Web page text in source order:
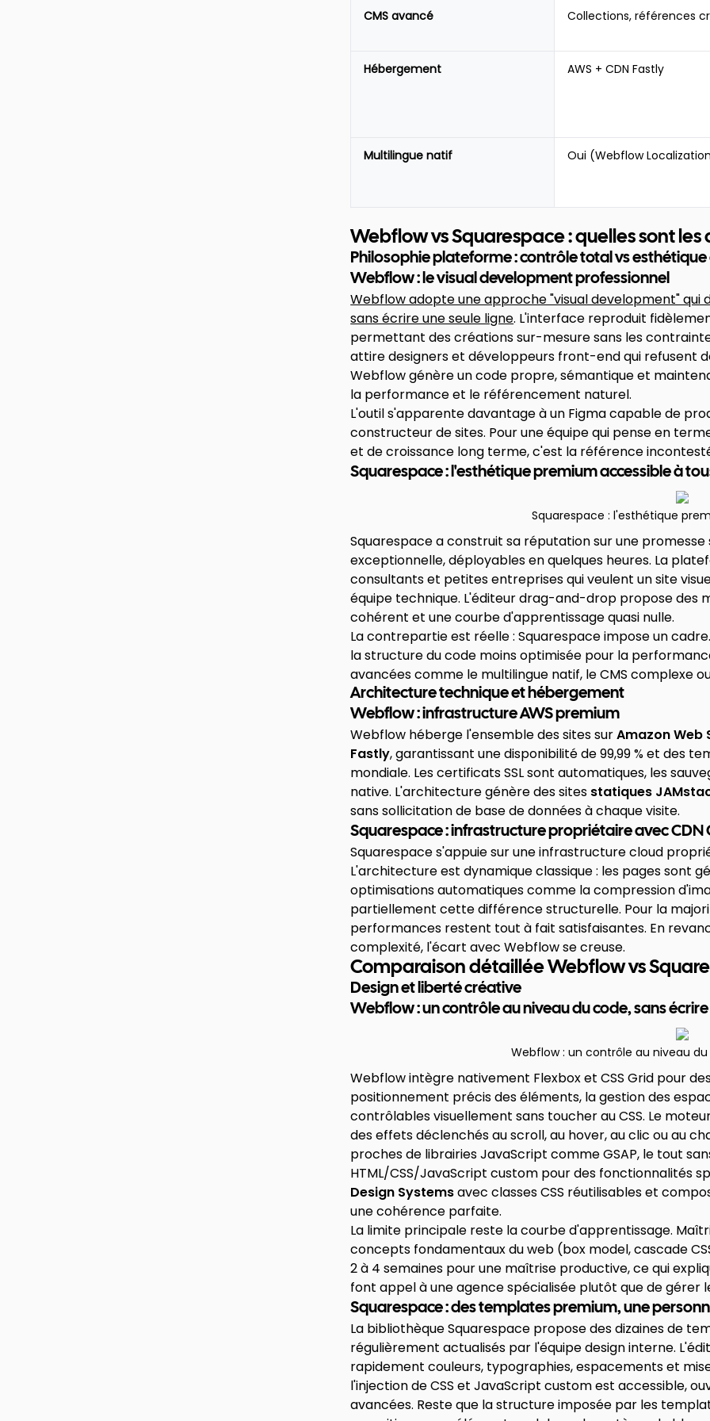
CMS avancé Collections, références
Hébergement AWS + CDN Fastly
Multilingue natif Oui (Webflow
Webflow vs Squarespace : quelles sont
Philosophie plateforme : contrôle total vs esthétique
Webflow : le visual development professionnel
Webflow adopte une approche "visual development" qui
sans écrire une seule ligne. L'interface reproduit
permettant des créations sur-mesure sans les
attire designers et développeurs front-end qui refusent
Webflow génère un code propre, sémantique et
la performance et le référencement naturel.
L'outil s'apparente davantage à un Figma capable de
constructeur de sites. Pour une équipe qui pense en
et de croissance long terme, c'est la référence
Squarespace : l'esthétique premium accessible à
Squarespace : l'esthétique
Squarespace a construit sa réputation sur une
exceptionnelle, déployables en quelques heures. La
consultants et petites entreprises qui veulent un site
équipe technique. L'éditeur drag-and-drop propose des
cohérent et une courbe d'apprentissage quasi nulle.
La contrepartie est réelle : Squarespace impose un
la structure du code moins optimisée pour la
avancées comme le multilingue natif, le CMS complexe
Architecture technique et hébergement
Webflow : infrastructure AWS premium
Webflow héberge l'ensemble des sites surAmazon Web
Fastly, garantissant une disponibilité de 99,99 % et des
mondiale. Les certificats SSL sont automatiques, les
native. L'architecture génère des sites statiques
sans sollicitation de base de données à chaque visite.
Squarespace : infrastructure propriétaire avec CDN
Squarespace s'appuie sur une infrastructure cloud
L'architecture est dynamique classique : les pages sont
optimisations automatiques comme la compression
partiellement cette différence structurelle. Pour la
performances restent tout à fait satisfaisantes. En
complexité, l'écart avec Webflow se creuse.
Comparaison détaillée Webflow vs
Design et liberté créative
Webflow : un contrôle au niveau du code, sans
Webflow : un contrôle au niveau
Webflow intègre nativement Flexbox et CSS Grid pour
positionnement précis des éléments, la gestion des
contrôlables visuellement sans toucher au CSS. Le
des effets déclenchés au scroll, au hover, au clic ou au
proches de librairies JavaScript comme GSAP, le tout
HTML/CSS/JavaScript custom pour des fonctionnalités
Design Systemsavec classes CSS réutilisables et
une cohérence parfaite.
La limite principale reste la courbe d'apprentissage.
concepts fondamentaux du web (box model, cascade
2 à 4 semaines pour une maîtrise productive, ce qui
font appel à une agence spécialisée plutôt que de gérer
Squarespace : des templates premium, une
La bibliothèque Squarespace propose des dizaines de
régulièrement actualisés par l'équipe design interne.
rapidement couleurs, typographies, espacements et
l'injection de CSS et JavaScript custom est accessible,
avancées. Reste que la structure imposée par les